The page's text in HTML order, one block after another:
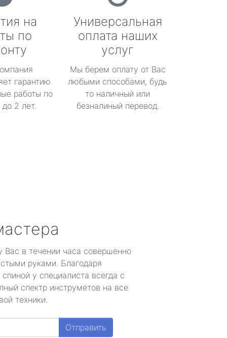
на
по
гарантию
работы по
2 лет.
Универсальная
оплата наших
услуг
Мы берем оплату от Вас
любыми способами, будь
то наличный или
безналиный перевод.
Вас в течении часа совершенно
руками. Благодаря
у специалиста всегда с
спектр инструметов на все
техники.
Отправить